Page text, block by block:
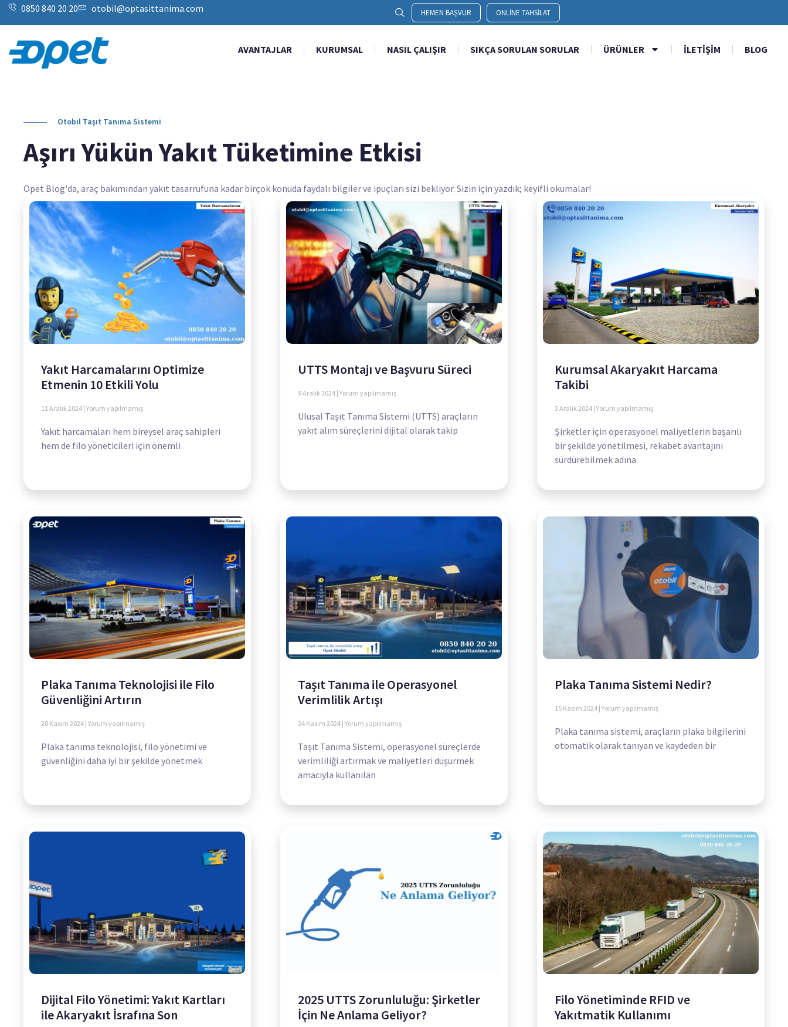
0850 840 20 20 otobil@optasittanima.com HEMEN BAŞVUR ONLINE TAHSILAT
AVANTAJLAR KURUMSAL NASIL ÇALIŞIR SIKÇA SORULAN SORULAR ÜRÜNLER İLETIŞIM BLOG
Otobil Taşıt Tanıma Sistemi
Aşırı Yükün Yakıt Tüketimine Etkisi
Opet Blog'da, araç bakımından yakıt tasarrufuna kadar birçok konuda faydalı bilgiler ve ipuçları sizi bekliyor. Sizin için yazdık; keyifli okumalar!
Yakıt Harcamalarını Optimize
Etmenin 10 Etkili Yolu
11 Aralık 2024 Yorum yapılmamış
Yakıt harcamaları hem bireysel araç sahipleri
hem de filo yöneticileri için önemli
UTTS Montajı ve Başvuru Süreci
9 Aralık 2024 Yorum yapılmamış
Ulusal Taşıt Tanıma Sistemi (UTTS) araçların
yakıt alım süreçlerini dijital olarak takip
Kurumsal Akaryakıt Harcama
Takibi
3 Aralık 2024 Yorum yapılmamış
Şirketler için operasyonel maliyetlerin başarılı
bir şekilde yönetilmesi, rekabet avantajını
sürdürebilmek adına
Plaka Tanıma Teknolojisi ile Filo
Güvenliğini Artırın
28 Kasım 2024 Yorum yapılmamış
Plaka tanıma teknolojisi, filo yönetimi ve
güvenliğini daha iyi bir şekilde yönetmek
Taşıt Tanıma ile Operasyonel
Verimlilik Artışı
24 Kasım 2024 Yorum yapılmamış
Taşıt Tanıma Sistemi, operasyonel süreçlerde
verimliliği artırmak ve maliyetleri düşürmek
amacıyla kullanılan
Plaka Tanıma Sistemi Nedir?
15 Kasım 2024 Yorum yapılmamış
Plaka tanıma sistemi, araçların plaka bilgilerini
otomatik olarak tanıyan ve kaydeden bir
Dijital Filo Yönetimi: Yakıt Kartları
ile Akaryakıt İsrafına Son
2025 UTTS Zorunluluğu: Şirketler
İçin Ne Anlama Geliyor?
Filo Yönetiminde RFID ve
Yakıtmatik Kullanımı